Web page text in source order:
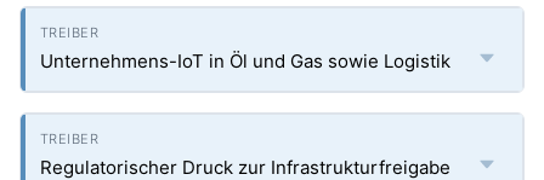
Unternehmens-IoT in Öl und Gas sowie Logistik
Regulatorischer Druck zur Infrastrukturfreigabe